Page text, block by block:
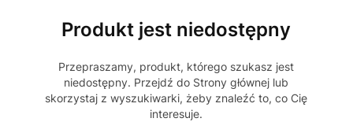
Produkt jest niedostępny
Przepraszamy, produkt, którego szukasz jest
niedostępny. Przejdź do Strony głównej lub
skorzystaj z wyszukiwarki, żeby znaleźć to, co Cię
interesuje.